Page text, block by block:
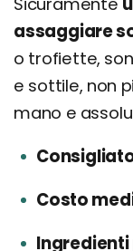
assaggiare
o trofiette,
e sottile, non
mano e
Costo